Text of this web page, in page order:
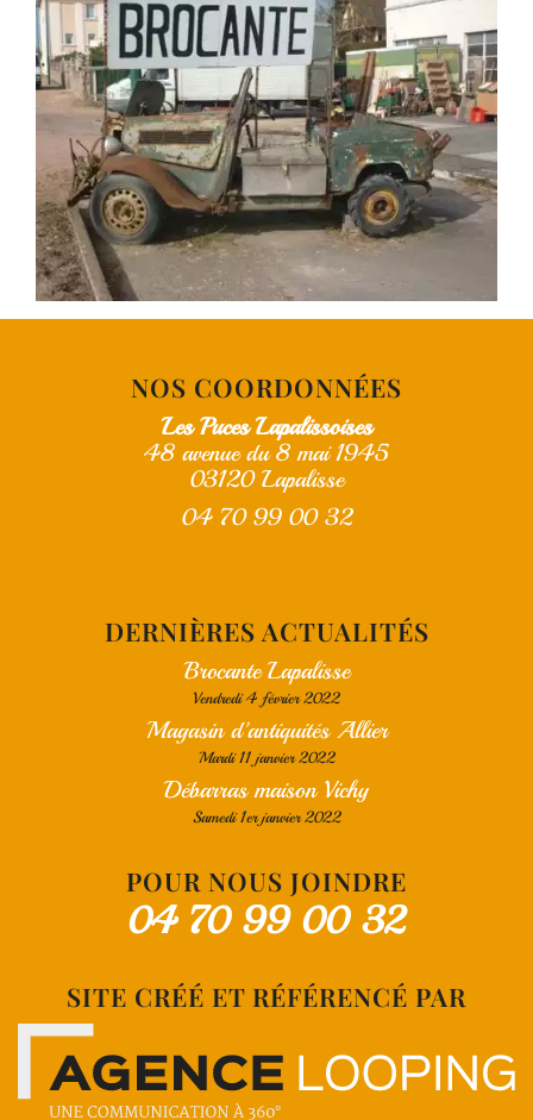
NOS COORDONNÉES
Les Puces Lapalissoises
48 avenue du 8 mai 1945
03120 Lapalisse
04 70 99 00 32
DERNIÈRES ACTUALITÉS
Brocante Lapalisse
Vendredi 4 février 2022
Magasin d'antiquités Allier
Mardi 11 janvier 2022
Débarras maison Vichy
Samedi 1er janvier 2022
POUR NOUS JOINDRE
04 70 99 00 32
SITE CRÉÉ ET RÉFÉRENCÉ PAR